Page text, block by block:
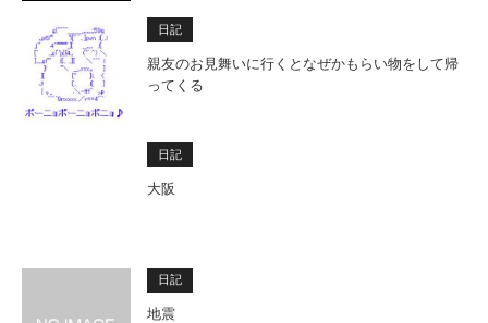
日記
親友のお見舞いに行くとなぜかもらい物をして帰
ってくる
日記
大阪
日記
地震